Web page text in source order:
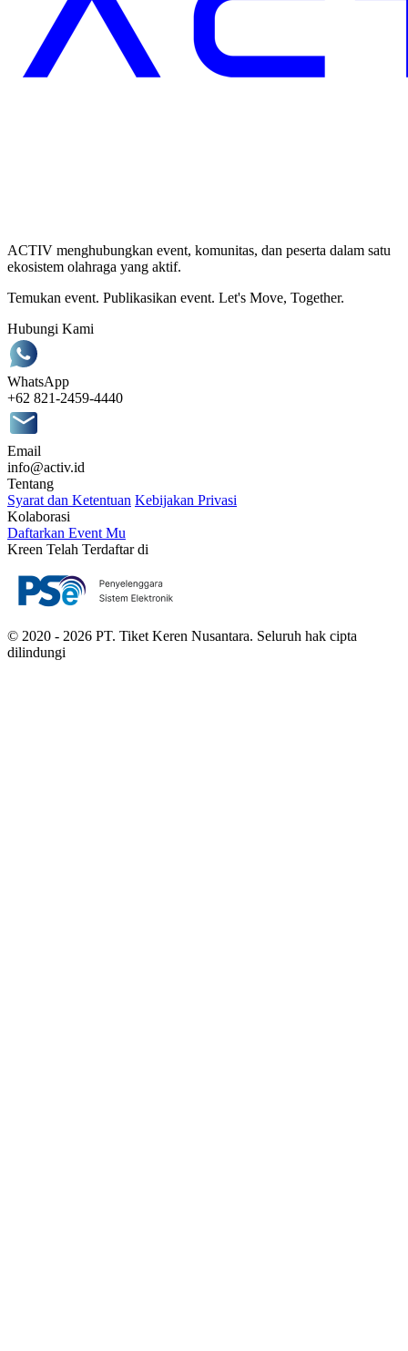
ACTIV menghubungkan event, komunitas, dan peserta dalam satu
ekosistem olahraga yang aktif.
Temukan event. Publikasikan event. Let's Move, Together.
Hubungi Kami
WhatsApp
+62 821-2459-4440
Email
info@activ.id
Tentang
Syarat dan Ketentuan Kebijakan Privasi
Kolaborasi
Daftarkan Event Mu
Kreen Telah Terdaftar di
© 2020 - 2026 PT. Tiket Keren Nusantara. Seluruh hak cipta
dilindungi